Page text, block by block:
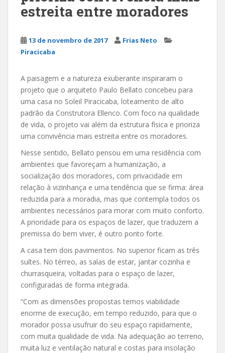
estreita entre moradores
13 de novembro de 2017
Frias Neto
Piracicaba
A paisagem e a natureza exuberante inspiraram o
projeto que o arquiteto Paulo Bellato concebeu para
uma casa no Soleil Piracicaba, loteamento de alto
padrão da Construtora Ellenco. Com foco na qualidade
de vida, o projeto vai além da estrutura física e prioriza
uma convivência mais estreita entre os moradores.
Nesse sentido, Bellato pensou em uma residência com
ambientes que favoreçam a humanização, a
socialização dos moradores, com privacidade em
relação à vizinhança e uma tendência que se firma: área
reduzida para a moradia, mas que contempla todos os
ambientes necessários para morar com muito conforto.
A prioridade para os espaços de lazer, que traduzem a
premissa do bem viver, é outro ponto forte.
A casa tem dois pavimentos. No superior ficam as três
suítes. No térreo, as salas de estar, jantar cozinha e
churrasqueira, voltadas para o espaço de lazer,
configuradas de forma integrada.
“Com as dimensões propostas temos viabilidade
enorme de execução, em tempo reduzido, para que o
morador possa usufruir do seu espaço rapidamente,
com muita qualidade de vida. Na adequação ao terreno,
muita luz e ventilação natural e costas para insolação